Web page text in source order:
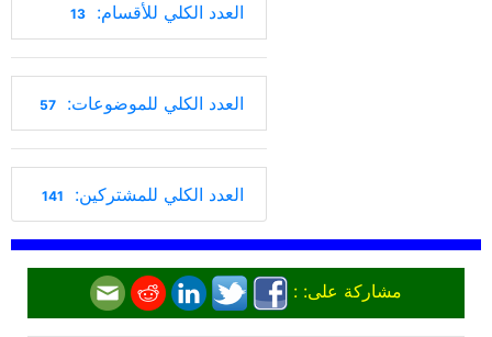
العدد الكلي للأقسام: 13
العدد الكلي للموضوعات: 57
العدد الكلي للمشتركين: 141
مشاركة على: :